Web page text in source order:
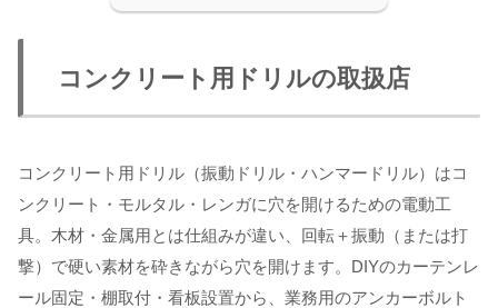
コンクリート用ドリルの取扱店
コンクリート用ドリル（振動ドリル・ハンマードリル）はコ
ンクリート・モルタル・レンガに穴を開けるための電動工
具。木材・金属用とは仕組みが違い、回転＋振動（または打
撃）で硬い素材を砕きながら穴を開けます。DIYのカーテンレ
ール固定・棚取付・看板設置から、業務用のアンカーボルト